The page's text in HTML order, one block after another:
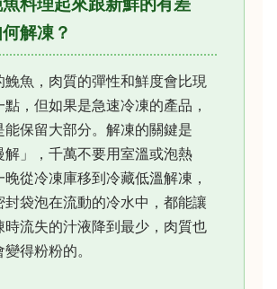
解凍？
鮸魚，肉質的彈性和鮮度會比現
，但如果是急速冷凍的產品，
能保留大部分。解凍的關鍵是
解」，千萬不要用室溫或泡熱
從冷凍庫移到冷藏低溫解凍，
封袋泡在流動的冷水中，都能讓
時流失的汁液降到最少，肉質也
得粉粉的。